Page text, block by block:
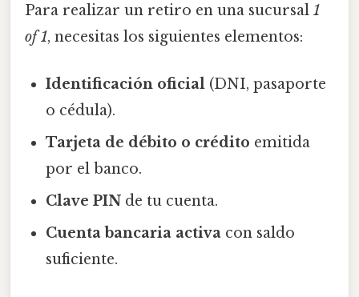
Para realizar un retiro en una sucursal 1
of 1, necesitas los siguientes elementos:
Identificación oficial (DNI, pasaporte
o cédula).
Tarjeta de débito o crédito emitida
por el banco.
Clave PIN de tu cuenta.
Cuenta bancaria activa con saldo
suficiente.